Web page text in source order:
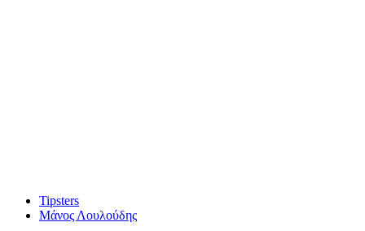
Tipsters
Μάνος Λουλούδης